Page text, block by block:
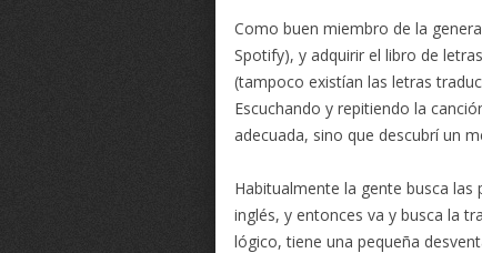
Como buen miembro de la
Spotify), y adquirir el libro de
(tampoco existían las letras
Escuchando y repitiendo la
adecuada, sino que descubrí un
Habitualmente la gente busca las
inglés, y entonces va y busca la
lógico, tiene una pequeña